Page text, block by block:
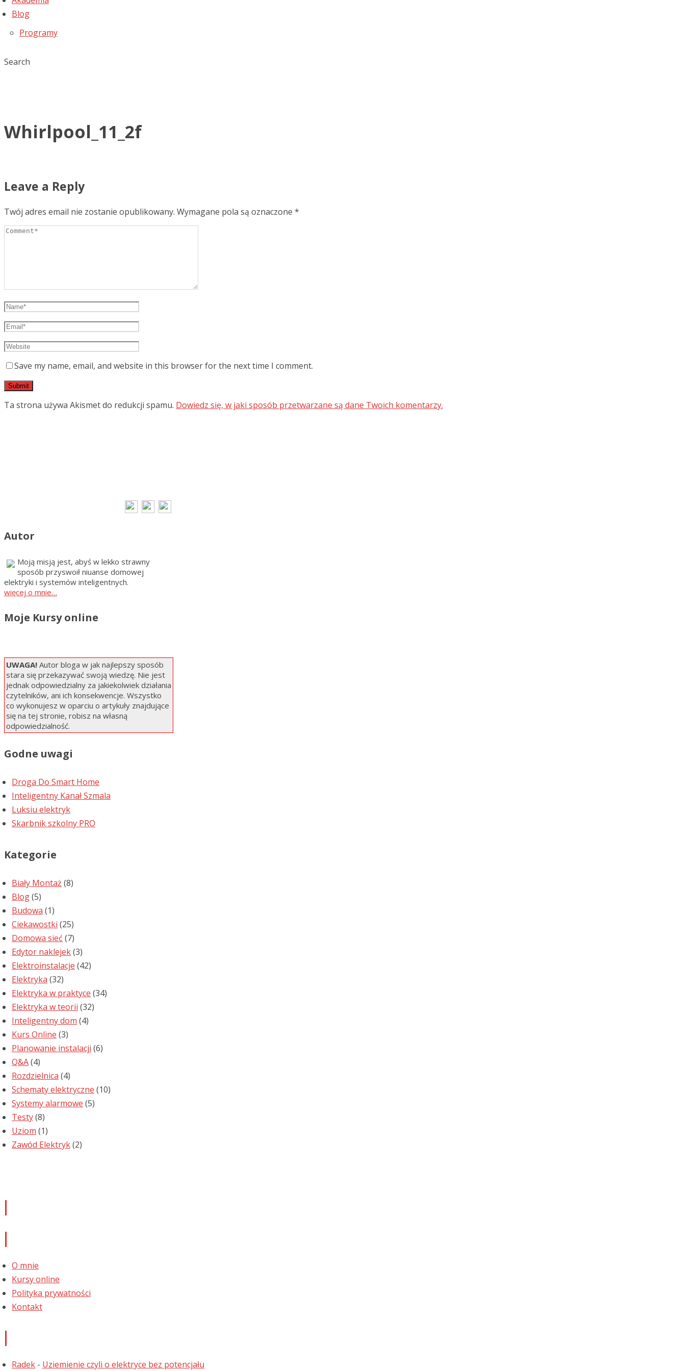
Blog
Programy
Search
Whirlpool_11_2f
Leave a Reply
Twój adres email nie zostanie opublikowany. Wymagane pola są oznaczone *
Save my name, email, and website in this browser for the next time I comment.
Ta strona używa Akismet do redukcji spamu. Dowiedz się, w jaki sposób przetwarzane są dane Twoich komentarzy.
Autor
Moją misją jest, abyś w lekko strawny
sposób przyswoił niuanse domowej
elektryki i systemów inteligentnych.
więcej o mnie…
Moje Kursy online
UWAGA! Autor bloga w jak najlepszy sposób
stara się przekazywać swoją wiedzę. Nie jest
jednak odpowiedzialny za jakiekolwiek działania
czytelników, ani ich konsekwencje. Wszystko
co wykonujesz w oparciu o artykuły znajdujące
się na tej stronie, robisz na własną
odpowiedzialność.
Godne uwagi
Droga Do Smart Home
Inteligentny Kanał Szmala
Luksiu elektryk
Skarbnik szkolny PRO
Kategorie
Biały Montaż (8)
Blog(5)
Budowa (1)
Ciekawostki (25)
Domowa sieć (7)
Edytor naklejek(3)
Elektroinstalacje (42)
Elektryka (32)
Elektryka w praktyce (34)
Elektryka w teorii (32)
Inteligentny dom (4)
Kurs Online (3)
Planowanie instalacji (6)
Q&A(4)
Rozdzielnica (4)
Schematy elektryczne (10)
Systemy alarmowe (5)
Testy(8)
Uziom (1)
Zawód Elektryk(2)
O mnie
Kursy online
Polityka prywatności
Kontakt
Radek - Uziemienie czyli o elektryce bez potencjału